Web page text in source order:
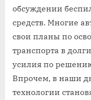
обсуждении
средств. Многие
свои планы по
транспорта в
усилия по
Впрочем, в наши
технологии